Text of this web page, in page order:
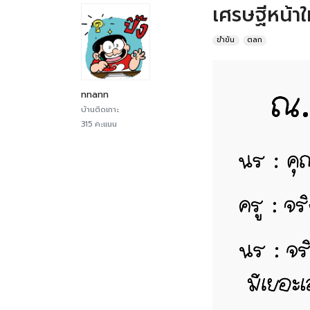
nnann
บ้านติดเกาะ
315 คะแนน
เศรษฐีหน้า
ขำขัน ตลก